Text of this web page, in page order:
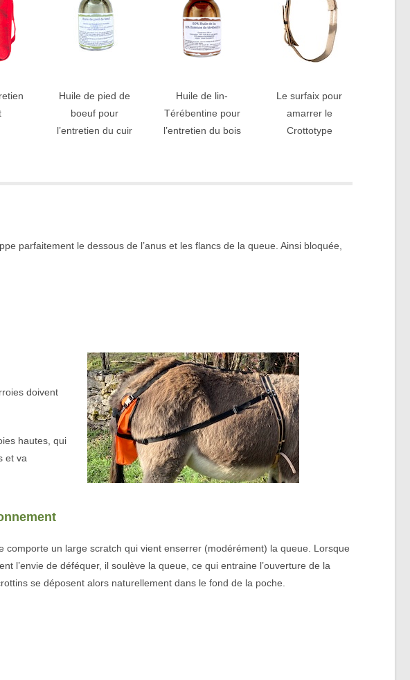
Huile de pied de
boeuf pour
l’entretien du cuir
Huile de lin-
Térébentine pour
l’entretien du bois
Le surfaix pour
amarrer le
Crottotype
parfaitement le dessous de l’anus et les flancs de la queue. Ainsi bloquée,
doivent
hautes, qui
et va
comporte un large scratch qui vient enserrer (modérément) la queue. Lorsque
l’envie de déféquer, il soulève la queue, ce qui entraine l’ouverture de la
se déposent alors naturellement dans le fond de la poche.